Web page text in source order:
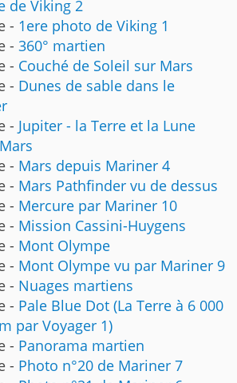
de Viking 2
- 1ere photo de Viking 1
- 360° martien
- Couché de Soleil sur Mars
- Dunes de sable dans le
- Jupiter - la Terre et la Lune
- Mars depuis Mariner 4
- Mars Pathfinder vu de dessus
- Mercure par Mariner 10
- Mission Cassini-Huygens
- Mont Olympe
- Mont Olympe vu par Mariner 9
- Nuages martiens
- Pale Blue Dot (La Terre à 6 000
par Voyager 1)
- Panorama martien
- Photo n°20 de Mariner 7